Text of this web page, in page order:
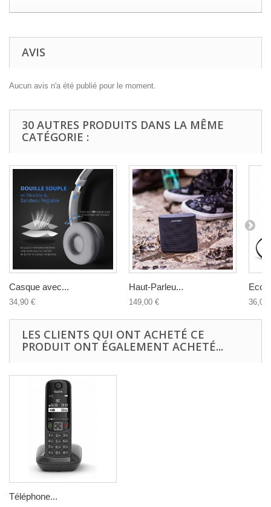
AVIS
Aucun avis n'a été publié pour le moment.
30 AUTRES PRODUITS DANS LA MÊME
CATÉGORIE :
Casque avec...
34,90 €
Haut-Parleu...
149,00 € 36,00
LES CLIENTS QUI ONT ACHETÉ CE
PRODUIT ONT ÉGALEMENT ACHETÉ...
Téléphone...